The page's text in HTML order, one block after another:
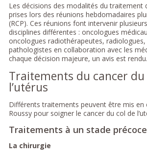
Les décisions des modalités du traitement
prises lors des réunions hebdomadaires
(RCP). Ces réunions font intervenir
disciplines différentes : oncologues
oncologues radiothérapeutes,
pathologistes en collaboration avec les
chaque décision majeure, un avis est rendu.
Traitements du cancer du
l’utérus
Différents traitements peuvent être mis
Roussy pour soigner le cancer du col de
Traitements à un stade précoce
La chirurgie